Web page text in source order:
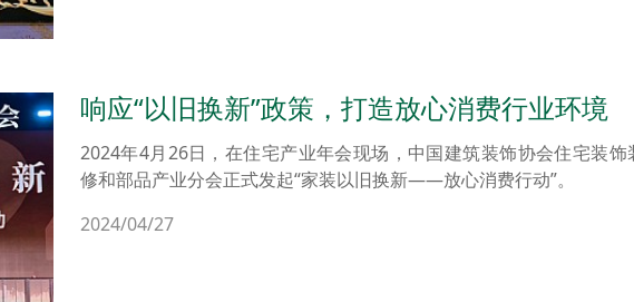
工业设计参赛产品荣登红鼎。
响应“以旧换新”政策，打造放心消费行业环境
2024年4月26日，在住宅产业年会现场，中国建筑装饰协会住宅装饰
修和部品产业分会正式发起“家装以旧换新——放心消费行动”。
2024/04/27